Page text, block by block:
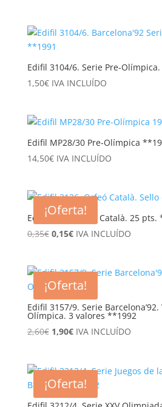
Edifil 3104/6. Serie Pre-
1,50€ IVA INCLUÍDO
Edifil MP28/30 Pre-Olímpica
14,50€ IVA INCLUÍDO
¡Oferta!
Edifil 3126. Orfeó Català. 25 pts.
0,35€ El
era:
0,35€.
0,15€El
es:
0,15€.
IVA INCLUÍDO
¡Oferta!
Edifil 3157/9. Serie Barcelona’92.
Olímpica. 3 valores **1992
2,60€ El
era:
2,60€.
1,90€El
es:
1,90€.
IVA INCLUÍDO
¡Oferta!